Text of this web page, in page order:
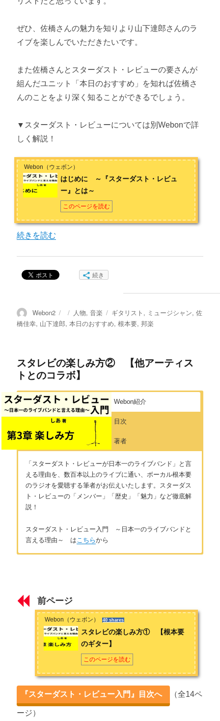
山下達郎のライブで感動した言葉
ぜひ、佐橋さんの魅力を知りより山下達郎さんのラ
イブを楽しんでいただきたいです。
また佐橋さんとスターダスト・レビューの要さんが
組んだユニット「本日のおすすめ」を知れば佐橋さ
んのことをより深く知ることができるでしょう。
▼スターダスト・レビューについては別Webonで詳
しく解説！
Webon（ウェボン）
はじめに ～『スターダスト・レビュ
ー』とは～
このページを読む
“ギタリスト佐橋佳幸とは” の
続きを読む
続き
投
稿
Webon2
投
稿
カ
テ
人物,音楽
タ
グ
ギタリスト , ミュージシャン,佐
橋佳幸, 山下達郎,本日のおすすめ,根本要,邦楽
スタレビの楽しみ方② 【他アーティス
トとのコラボ】
Webon紹介
目次
著者
「スターダスト・レビューが日本一のライブバンド」と言
える理由を、数百本以上のライブに通い、ボーカル根本要
のラジオを愛聴する筆者がお伝えいたします。スターダス
ト・レビューの「メンバー」「歴史」「魅力」など徹底解
説！
スターダスト・レビュー入門 ～日本一のライブバンドと
言える理由～ は こちらから
第1章 スターダスト・レビューのメンバーと歴史
スターダスト・レビューのメンバー紹介 【バンド名の由来】
スターダスト・レビューの歴史 【デビュー前から三谷泰弘在
籍時】
スターダスト・レビューの歴史② 【光田健一在籍時】
で行ったライブは数百本。全部チケットの半券をとっているの
でとても大切な想い出です。音楽はとても生活を豊かにしてく
れるもの。私の好きなアーティストの魅力を知っていただけれ
ば、と思います。お問い合わせはこちらから
前ページ
Webon（ウェボン） 40 shares
スタレビの楽しみ方① 【根本要
のギター】
このページを読む
『スターダスト・レビュー入門』目次へ （全14ペ
ージ）